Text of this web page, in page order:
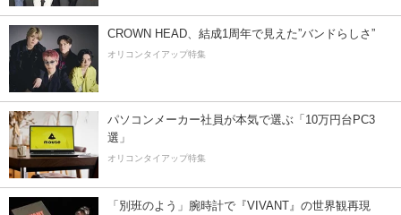
CROWN HEAD、結成1周年で見えた”バンドらしさ”
オリコンタイアップ特集
パソコンメーカー社員が本気で選ぶ「10万円台PC3
選」
オリコンタイアップ特集
「別班のよう」腕時計で『VIVANT』の世界観再現